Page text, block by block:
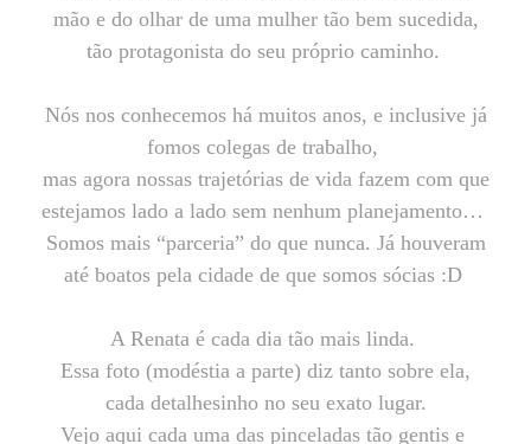
mão e do olhar de uma mulher tão bem sucedida,
tão protagonista do seu próprio caminho.
Nós nos conhecemos há muitos anos, e inclusive já
fomos colegas de trabalho,
mas agora nossas trajetórias de vida fazem com que
estejamos lado a lado sem nenhum planejamento…
Somos mais “parceria” do que nunca. Já houveram
até boatos pela cidade de que somos sócias :D
A Renata é cada dia tão mais linda.
Essa foto (modéstia a parte) diz tanto sobre ela,
cada detalhesinho no seu exato lugar.
Vejo aqui cada uma das pinceladas tão gentis e